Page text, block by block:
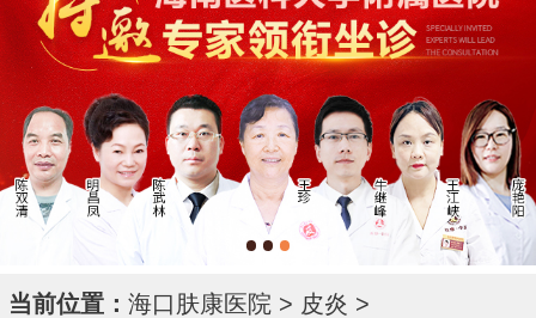
当前位置： 海口肤康医院 > 皮炎 >